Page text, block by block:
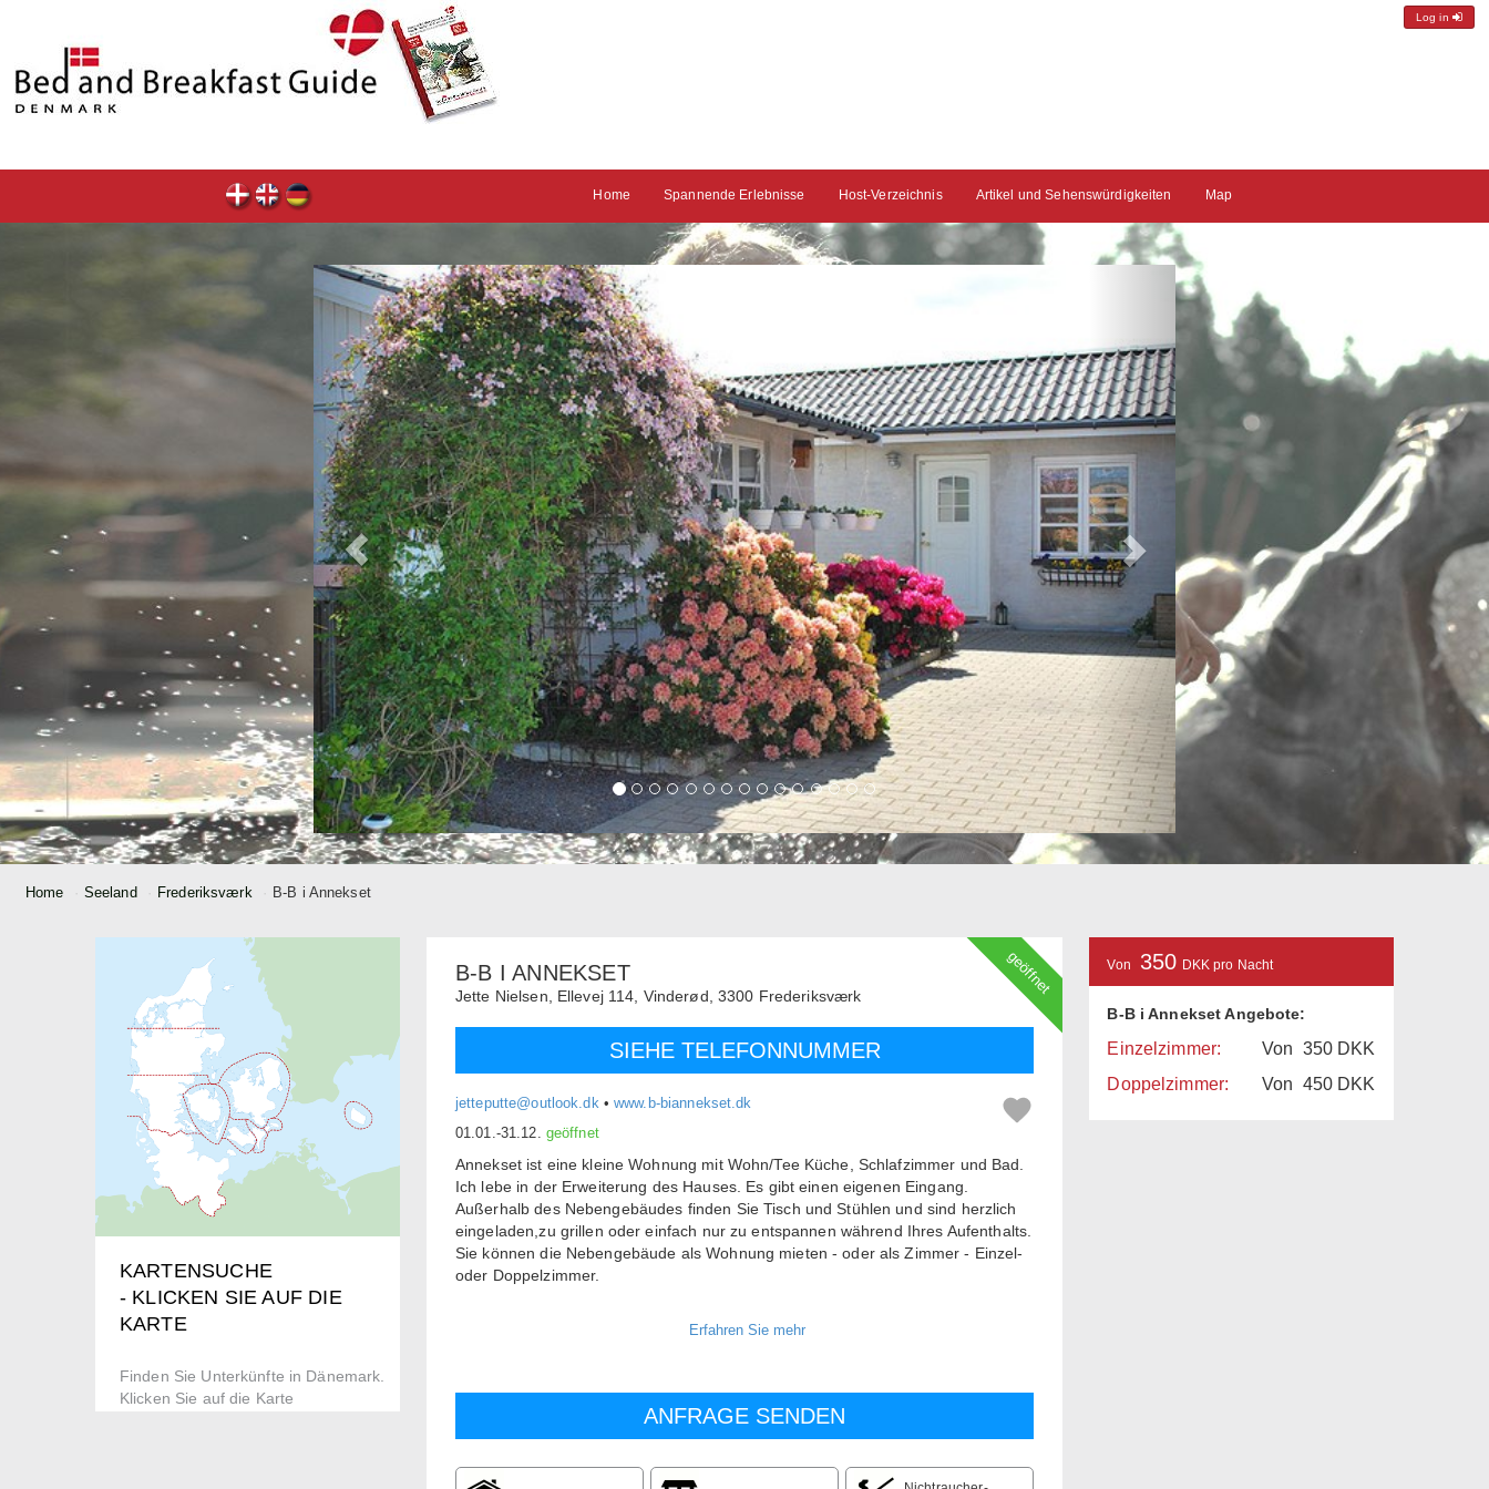
Log in
Home Spannende Erlebnisse Host-Verzeichnis Artikel und Sehenswürdigkeiten Map
Home Seeland Frederiksværk B-B i Annekset
KARTENSUCHE
- KLICKEN SIE AUF DIE
KARTE
Finden Sie Unterkünfte in Dänemark.
Klicken Sie auf die Karte
geöffnet
B-B I ANNEKSET
Jette Nielsen, Ellevej 114, Vinderød, 3300 Frederiksværk
SIEHE TELEFONNUMMER
jetteputte@outlook.dk •www.b-biannekset.dk
01.01.-31.12. geöffnet
Annekset ist eine kleine Wohnung mit Wohn/Tee Küche, Schlafzimmer und Bad.
Ich lebe in der Erweiterung des Hauses. Es gibt einen eigenen Eingang.
Außerhalb des Nebengebäudes finden Sie Tisch und Stühlen und sind herzlich
eingeladen,zu grillen oder einfach nur zu entspannen während Ihres Aufenthalts.
Sie können die Nebengebäude als Wohnung mieten - oder als Zimmer - Einzel-
oder Doppelzimmer.
Liseleje attraktiver Strand ist 4 km entfernt, hier, können Sie im Sommer das
schönste hausgemachte Eis kaufen. Der Spielplatz "Havtyren" es ist auf jeden
Fall einen Besuch wert.
Sie hatten keinen richtigen Urlaub in Nordseeland, wenn Sie nicht in Hundested
Von 350 DKK pro Nacht
B-B i Annekset Angebote:
Einzelzimmer: Von 350 DKK
Doppelzimmer:
Von 450 DKK